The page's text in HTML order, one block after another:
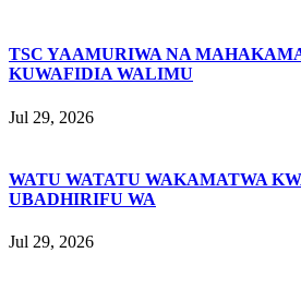
TSC YAAMURIWA NA
KUWAFIDIA WALIMU
Jul 29, 2026
WATU WATATU WAKAMATWA
UBADHIRIFU WA
Jul 29, 2026